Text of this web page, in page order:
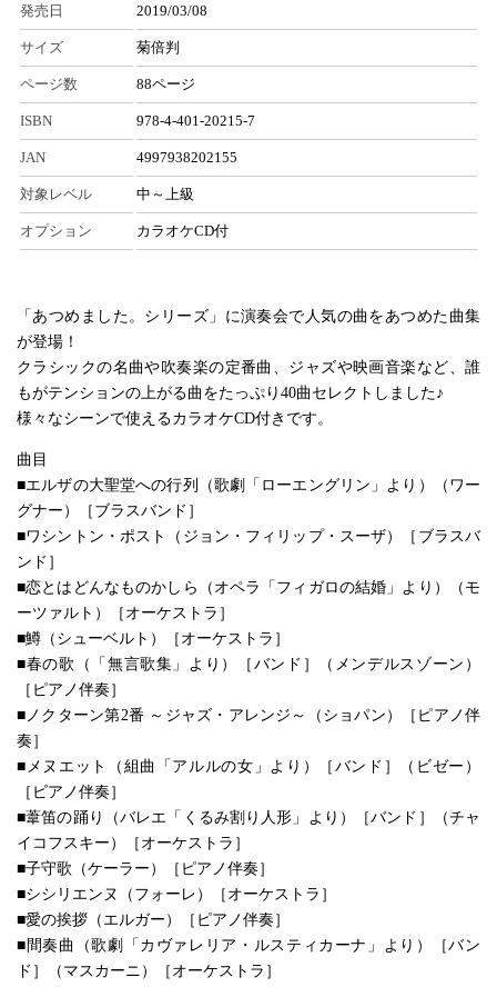
発売日 2019/03/08
サイズ 菊倍判
ページ数 88ページ
ISBN 978-4-401-20215-7
JAN 4997938202155
対象レベル 中～上級
オプション カラオケCD付
「あつめました。シリーズ」に演奏会で人気の曲をあつめた曲集
が登場！
クラシックの名曲や吹奏楽の定番曲、ジャズや映画音楽など、誰
もがテンションの上がる曲をたっぷり40曲セレクトしました♪
様々なシーンで使えるカラオケCD付きです。
曲目
■エルザの大聖堂への行列（歌劇「ローエングリン」より）（ワー
グナー）［ブラスバンド］
■ワシントン・ポスト（ジョン・フィリップ・スーザ）［ブラスバ
ンド］
■恋とはどんなものかしら（オペラ「フィガロの結婚」より）（モ
ーツァルト）［オーケストラ］
■鱒（シューベルト）［オーケストラ］
■春の歌（「無言歌集」より）［バンド］（メンデルスゾーン）
［ピアノ伴奏］
■ノクターン第2番 ～ジャズ・アレンジ～（ショパン）［ピアノ伴
奏］
■メヌエット（組曲「アルルの女」より）［バンド］（ビゼー）
［ピアノ伴奏］
■葦笛の踊り（バレエ「くるみ割り人形」より）［バンド］（チャ
イコフスキー）［オーケストラ］
■子守歌（ケーラー）［ピアノ伴奏］
■シシリエンヌ（フォーレ）［オーケストラ］
■愛の挨拶（エルガー）［ピアノ伴奏］
■間奏曲（歌劇「カヴァレリア・ルスティカーナ」より）［バン
ド］（マスカーニ）［オーケストラ］